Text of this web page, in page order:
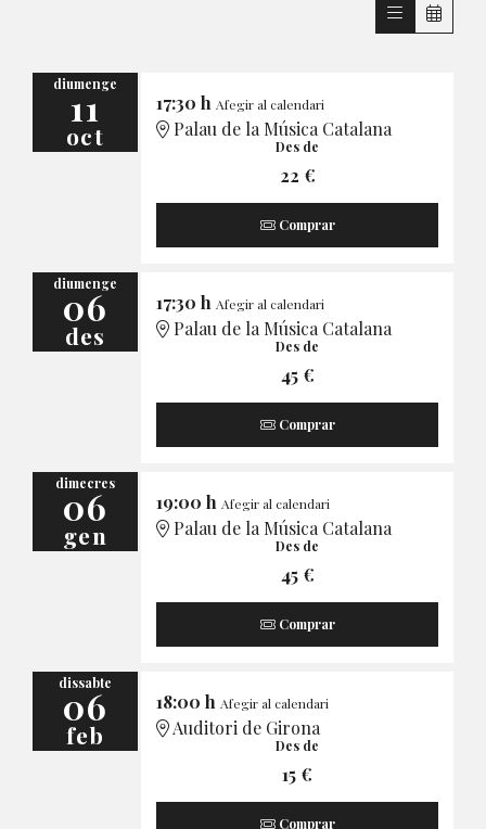
diumenge
11
oct
17:30 h Afegir al calendari
Palau de la Música Catalana
Des de
22 €
Comprar
diumenge
06
des
17:30 h Afegir al calendari
Palau de la Música Catalana
Des de
45 €
Comprar
dimecres
06
gen
19:00 h Afegir al calendari
Palau de la Música Catalana
Des de
45 €
Comprar
dissabte
06
feb
18:00 h Afegir al calendari
Auditori de Girona
Des de
15 €
Comprar